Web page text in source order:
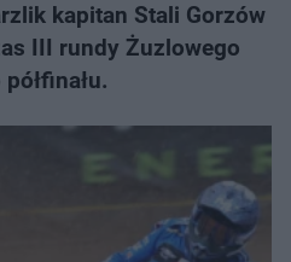
kapitan Stali Gorzów
III rundy Żuzlowego